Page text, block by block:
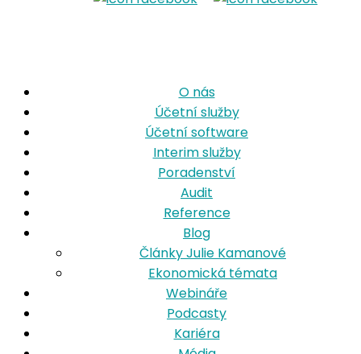
O nás
Účetní služby
Účetní software
Interim služby
Poradenství
Audit
Reference
Blog
Články Julie Kamanové
Ekonomická témata
Webináře
Podcasty
Kariéra